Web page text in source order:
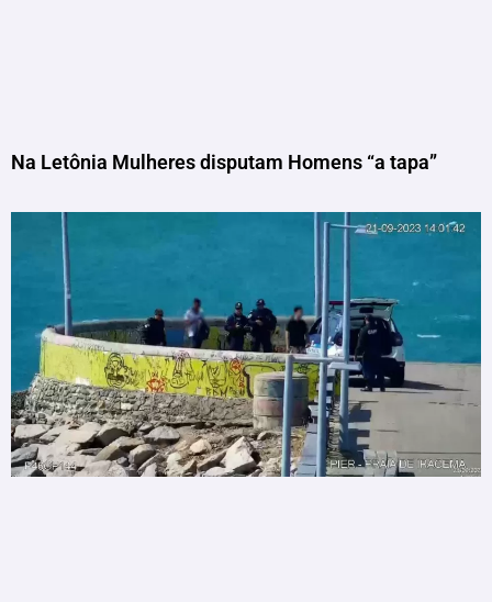
Na Letônia Mulheres disputam Homens “a tapa”